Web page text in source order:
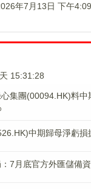
年7月13日 下午4:09
15:31:29
心集團(00094.HK)料
中期歸母淨虧
7月底官方外匯儲備